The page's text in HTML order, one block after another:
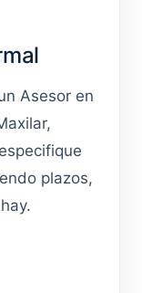
Asesor en
plazos,